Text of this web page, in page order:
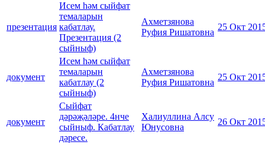
презентация
Исем һәм сыйфат
темаларын
кабатлау.
Презентация (2
сыйныф)
Ахметзянова
Руфия Ришатовна
25 Окт
документ
Исем һәм сыйфат
темаларын
кабатлау (2
сыйныф)
Ахметзянова
Руфия Ришатовна
25 Окт
документ
Сыйфат
дәрәҗәләре. 4нче
сыйныф. Кабатлау
дәресе.
Халиуллина Алсу
Юнусовна
26 Окт